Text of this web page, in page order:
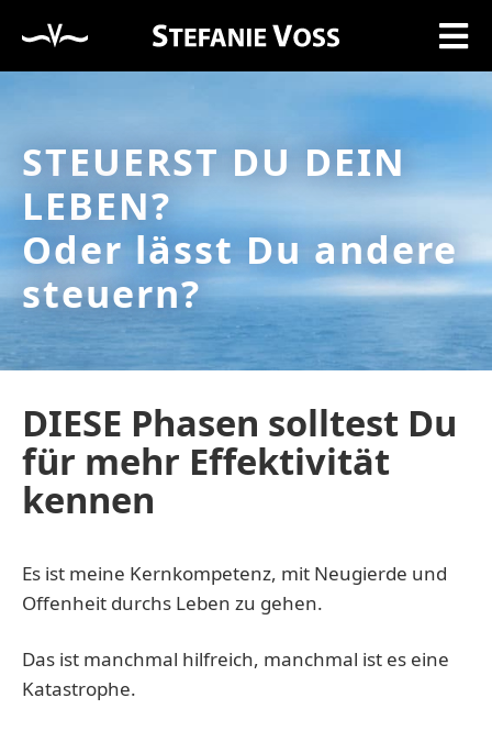
STEUERST DU DEIN
LEBEN?
Oder lässt Du andere
steuern?
DIESE Phasen solltest Du
für mehr Effektivität
kennen
Es ist meine Kernkompetenz, mit Neugierde und
Offenheit durchs Leben zu gehen.
Das ist manchmal hilfreich, manchmal ist es eine
Katastrophe.